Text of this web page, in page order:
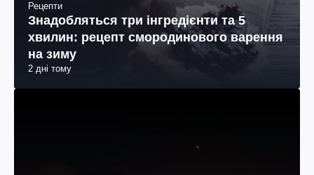
Рецепти
Знадобляться три інгредієнти та 5
хвилин: рецепт смородинового варення
на зиму
2 дні тому